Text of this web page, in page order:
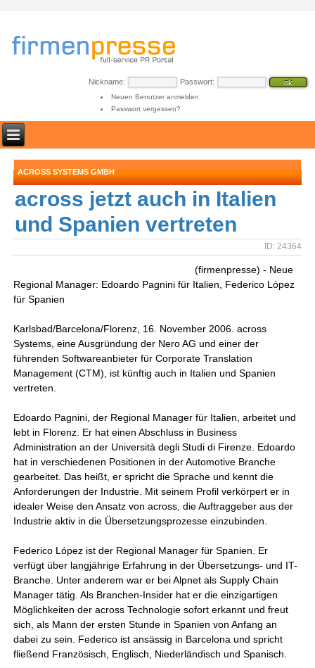
Nickname: Passwort:
Neuen Benutzer anmelden
Passwort vergessen?
ACROSS SYSTEMS GMBH
across jetzt auch in Italien
und Spanien vertreten
ID: 24364
(firmenpresse) - Neue
Regional Manager: Edoardo Pagnini für Italien, Federico López
für Spanien
Karlsbad/Barcelona/Florenz, 16. November 2006. across
Systems, eine Ausgründung der Nero AG und einer der
führenden Softwareanbieter für Corporate Translation
Management (CTM), ist künftig auch in Italien und Spanien
vertreten.
Edoardo Pagnini, der Regional Manager für Italien, arbeitet und
lebt in Florenz. Er hat einen Abschluss in Business
Administration an der Università degli Studi di Firenze. Edoardo
hat in verschiedenen Positionen in der Automotive Branche
gearbeitet. Das heißt, er spricht die Sprache und kennt die
Anforderungen der Industrie. Mit seinem Profil verkörpert er in
idealer Weise den Ansatz von across, die Auftraggeber aus der
Industrie aktiv in die Übersetzungsprozesse einzubinden.
Federico López ist der Regional Manager für Spanien. Er
verfügt über langjährige Erfahrung in der Übersetzungs- und IT-
Branche. Unter anderem war er bei Alpnet als Supply Chain
Manager tätig. Als Branchen-Insider hat er die einzigartigen
Möglichkeiten der across Technologie sofort erkannt und freut
sich, als Mann der ersten Stunde in Spanien von Anfang an
dabei zu sein. Federico ist ansässig in Barcelona und spricht
fließend Französisch, Englisch, Niederländisch und Spanisch.